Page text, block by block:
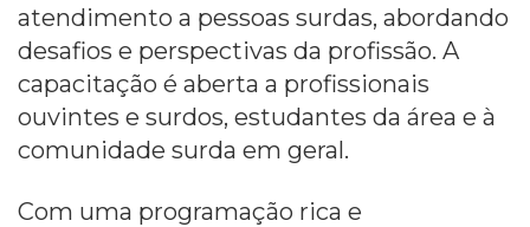
atendimento a pessoas surdas, abordando
desafios e perspectivas da profissão. A
capacitação é aberta a profissionais
ouvintes e surdos, estudantes da área e à
comunidade surda em geral.
Com uma programação rica e